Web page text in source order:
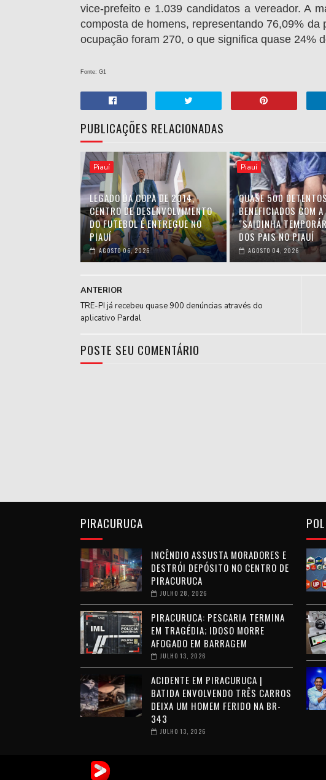
vice-prefeito e 1.039 candidatos a vereador. A
composta de homens, representando 76,09%
ocupação foram 270, o que significa quase 24%
Fonte: G1
PUBLICAÇÕES RELACIONADAS
Piauí
LEGADO DA COPA DE 2014,
CENTRO DE DESENVOLVIMENTO
DO FUTEBOL É ENTREGUE NO
PIAUÍ
AGOSTO 06, 2026
Piauí
QUASE 500
BENEFICIADOS COM A
"SAIDINHA
DOS PAIS NO PIAUÍ
AGOSTO 04, 2026
ANTERIOR
TRE-PI já recebeu quase 900 denúncias através do
aplicativo Pardal
POSTE SEU COMENTÁRIO
PIRACURUCA
INCÊNDIO ASSUSTA MORADORES E
DESTRÓI DEPÓSITO NO CENTRO DE
PIRACURUCA
JULHO 28, 2026
PIRACURUCA: PESCARIA TERMINA
EM TRAGÉDIA; IDOSO MORRE
AFOGADO EM BARRAGEM
JULHO 13, 2026
ACIDENTE EM PIRACURUCA |
BATIDA ENVOLVENDO TRÊS CARROS
DEIXA UM HOMEM FERIDO NA BR-
343
JULHO 13, 2026